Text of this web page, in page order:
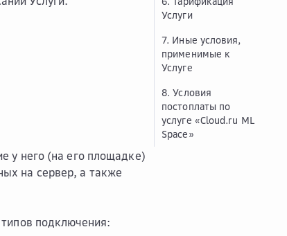
у него (на его площадке)
на сервер, а также
подключения:
ИБ в отношении
Услуги Cloud.ru ML
Услуги
7. Иные условия,
применимые к
Услуге
8. Условия
постоплаты по
услуге «Cloud.ru ML
Space»